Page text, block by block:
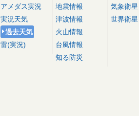
アメダス実況
実況天気
過去天気
雷(実況)
地震情報
津波情報
火山情報
台風情報
知る防災
気象衛星
世界衛星